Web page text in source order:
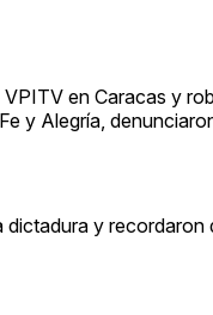
en Caracas y
y Alegría,
y